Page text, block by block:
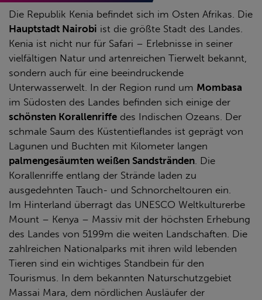
Die Republik Kenia befindet sich im Osten Afrikas. Die
Hauptstadt Nairobi ist die größte Stadt des Landes.
Kenia ist nicht nur für Safari – Erlebnisse in seiner
vielfältigen Natur und artenreichen Tierwelt bekannt,
sondern auch für eine beeindruckende
Unterwasserwelt. In der Region rund um Mombasa
im Südosten des Landes befinden sich einige der
schönsten Korallenriffe des Indischen Ozeans. Der
schmale Saum des Küstentieflandes ist geprägt von
Lagunen und Buchten mit Kilometer langen
palmengesäumten weißen Sandstränden . Die
Korallenriffe entlang der Strände laden zu
ausgedehnten Tauch- und Schnorcheltouren ein.
Im Hinterland überragt das UNESCO Weltkulturerbe
Mount – Kenya – Massiv mit der höchsten Erhebung
des Landes von 5199m die weiten Landschaften. Die
zahlreichen Nationalparks mit ihren wild lebenden
Tieren sind ein wichtiges Standbein für den
Tourismus. In dem bekannten Naturschutzgebiet
Massai Mara, dem nördlichen Ausläufer der